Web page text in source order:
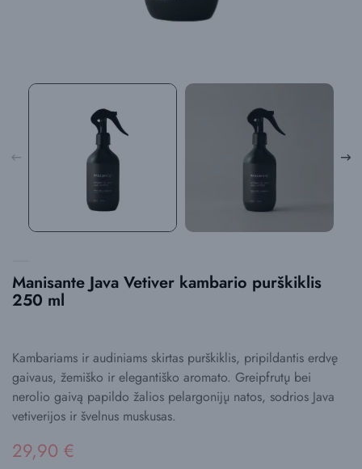
Manisante Java Vetiver kambario purškiklis
250 ml
Kambariams ir audiniams skirtas purškiklis, pripildantis erdvę
gaivaus, žemiško ir elegantiško aromato. Greipfrutų bei
nerolio gaivą papildo žalios pelargonijų natos, sodrios Java
vetiverijos ir švelnus muskusas.
29,90 €